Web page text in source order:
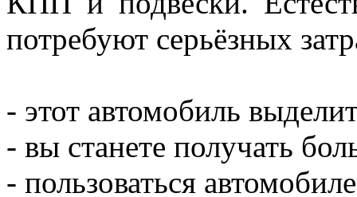
потребуют серьёзных
- этот автомобиль
- вы станете получать
- пользоваться